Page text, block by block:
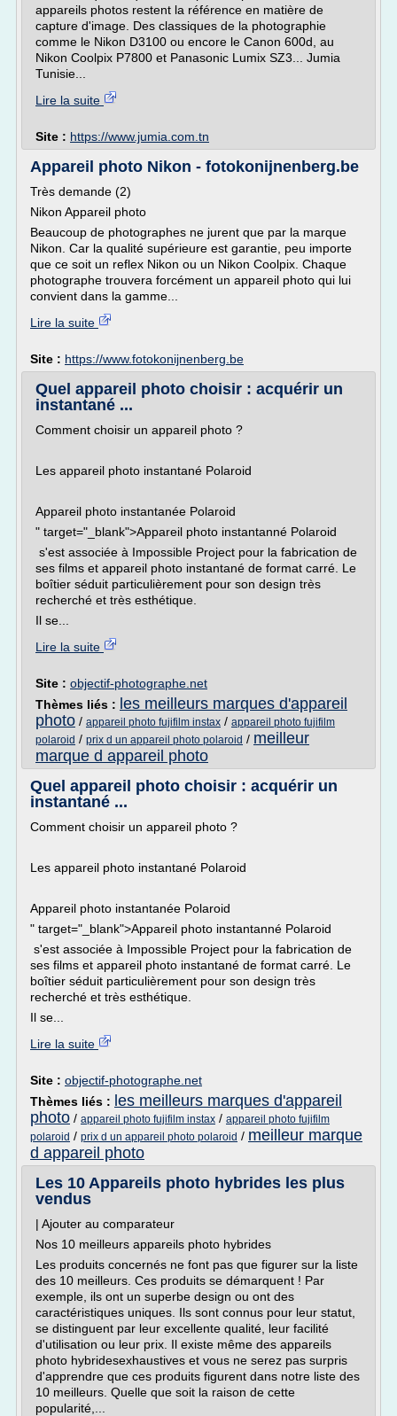
appareils photos restent la référence en matière de
capture d'image. Des classiques de la photographie
comme le Nikon D3100 ou encore le Canon 600d, au
Nikon Coolpix P7800 et Panasonic Lumix SZ3... Jumia
Tunisie...
Lire la suite
Site : https://www.jumia.com.tn
Appareil photo Nikon - fotokonijnenberg.be
Très demande (2)
Nikon Appareil photo
Beaucoup de photographes ne jurent que par la marque
Nikon. Car la qualité supérieure est garantie, peu importe
que ce soit un reflex Nikon ou un Nikon Coolpix. Chaque
photographe trouvera forcément un appareil photo qui lui
convient dans la gamme...
Lire la suite
Site : https://www.fotokonijnenberg.be
Quel appareil photo choisir : acquérir un
instantané ...
Comment choisir un appareil photo ?
Les appareil photo instantané Polaroid
Appareil photo instantanée Polaroid
" target="_blank">Appareil photo instantanné Polaroid
s'est associée à Impossible Project pour la fabrication de
ses films et appareil photo instantané de format carré. Le
boîtier séduit particulièrement pour son design très
recherché et très esthétique.
Il se...
Lire la suite
Site : objectif-photographe.net
Thèmes liés : les meilleurs marques d'appareil
photo / appareil photo fujifilm instax / appareil photo fujifilm
polaroid / prix d un appareil photo polaroid / meilleur
marque d appareil photo
Quel appareil photo choisir : acquérir un
instantané ...
Comment choisir un appareil photo ?
Les appareil photo instantané Polaroid
Appareil photo instantanée Polaroid
" target="_blank">Appareil photo instantanné Polaroid
s'est associée à Impossible Project pour la fabrication de
ses films et appareil photo instantané de format carré. Le
boîtier séduit particulièrement pour son design très
recherché et très esthétique.
Il se...
Lire la suite
Site : objectif-photographe.net
Thèmes liés : les meilleurs marques d'appareil
photo / appareil photo fujifilm instax / appareil photo fujifilm
polaroid / prix d un appareil photo polaroid / meilleur marque
d appareil photo
Les 10 Appareils photo hybrides les plus
vendus
| Ajouter au comparateur
Nos 10 meilleurs appareils photo hybrides
Les produits concernés ne font pas que figurer sur la liste
des 10 meilleurs. Ces produits se démarquent ! Par
exemple, ils ont un superbe design ou ont des
caractéristiques uniques. Ils sont connus pour leur statut,
se distinguent par leur excellente qualité, leur facilité
d'utilisation ou leur prix. Il existe même des appareils
photo hybridesexhaustives et vous ne serez pas surpris
d'apprendre que ces produits figurent dans notre liste des
10 meilleurs. Quelle que soit la raison de cette
popularité,...